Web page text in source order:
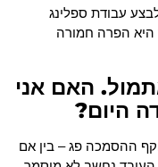
עבודת ספלינג
היא הפרה חמורה
האם אני
היום?
ההסמכה פג – בין אם